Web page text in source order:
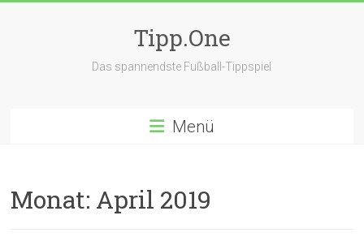
Tipp.One
Das spannendste Fußball-Tippspiel
Menü
Monat: April 2019